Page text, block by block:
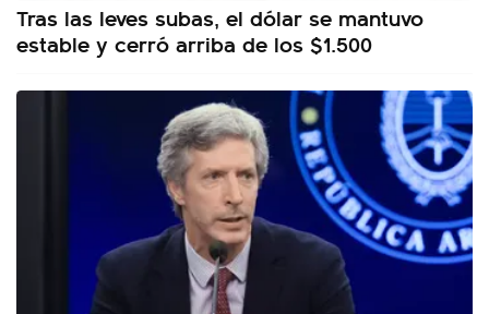
Tras las leves subas, el dólar se mantuvo
estable y cerró arriba de los $1.500